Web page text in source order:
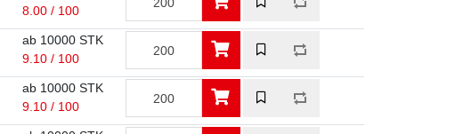
8.00 / 100
ab 10000 STK
9.10 / 100
ab 10000 STK
9.10 / 100